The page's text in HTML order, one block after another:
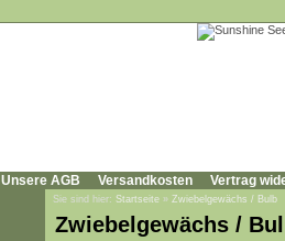
Unsere AGB Versandkosten Vertrag
Sie sind hier: Startseite » Zwiebelgewächs / Bulb
Zwiebelgewächs /